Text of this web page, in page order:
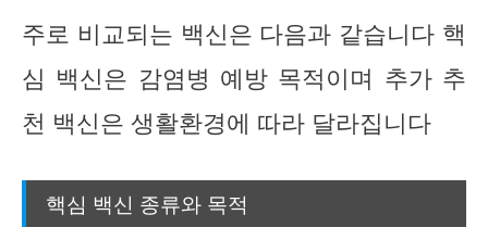
주로 비교되는 백신은 다음과 같습니다 핵
심 백신은 감염병 예방 목적이며 추가 추
천 백신은 생활환경에 따라 달라집니다
핵심 백신 종류와 목적